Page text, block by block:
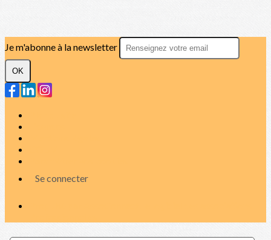
Je m'abonne à la newsletter
OK
Se connecter